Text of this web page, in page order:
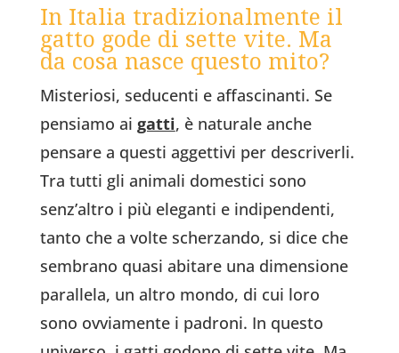
In Italia tradizionalmente il
gatto gode di sette vite. Ma
da cosa nasce questo mito?
Misteriosi, seducenti e affascinanti. Se
pensiamo ai gatti, è naturale anche
pensare a questi aggettivi per descriverli.
Tra tutti gli animali domestici sono
senz’altro i più eleganti e indipendenti,
tanto che a volte scherzando, si dice che
sembrano quasi abitare una dimensione
parallela, un altro mondo, di cui loro
sono ovviamente i padroni. In questo